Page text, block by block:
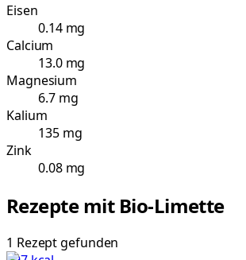
Eisen
0.14 mg
Calcium
13.0 mg
Magnesium
6.7 mg
Kalium
135 mg
Zink
0.08 mg
Rezepte mit Bio-Limette
1 Rezeptgefunden